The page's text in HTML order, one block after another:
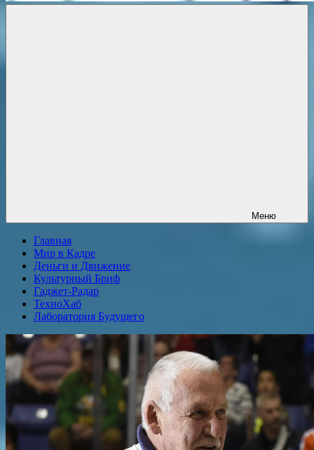
Меню
Главная
Мир в Кадре
Деньги и Движение
Культурный Бриф
Гаджет-Радар
ТехноХаб
Лаборатория Будущего